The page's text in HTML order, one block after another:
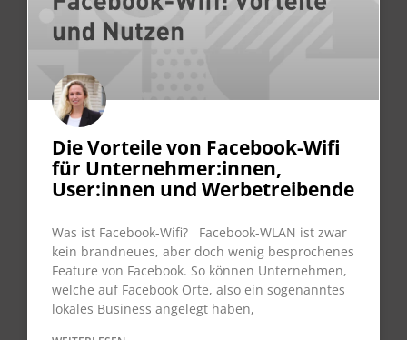
Die Vorteile von Facebook-Wifi
für Unternehmer:innen,
User:innen und Werbetreibende
Was ist Facebook-Wifi? Facebook-WLAN ist zwar
kein brandneues, aber doch wenig besprochenes
Feature von Facebook. So können Unternehmen,
welche auf Facebook Orte, also ein sogenanntes
lokales Business angelegt haben,